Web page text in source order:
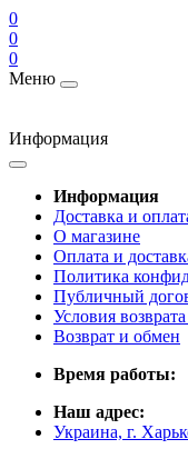
0
0
0
Меню
Информация
Информация
Доставка и
О магазине
Оплата и
Политика
Публичный
Условия
Возврат и обмен
Время работы:
Наш адрес:
Украина, г.